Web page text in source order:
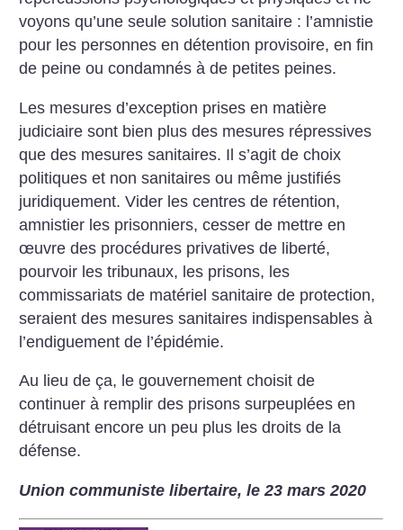
voyons qu’une seule solution sanitaire : l’amnistie
pour les personnes en détention provisoire, en fin
de peine ou condamnés à de petites peines.
Les mesures d’exception prises en matière
judiciaire sont bien plus des mesures répressives
que des mesures sanitaires. Il s’agit de choix
politiques et non sanitaires ou même justifiés
juridiquement. Vider les centres de rétention,
amnistier les prisonniers, cesser de mettre en
œuvre des procédures privatives de liberté,
pourvoir les tribunaux, les prisons, les
commissariats de matériel sanitaire de protection,
seraient des mesures sanitaires indispensables à
l’endiguement de l’épidémie.
Au lieu de ça, le gouvernement choisit de
continuer à remplir des prisons surpeuplées en
détruisant encore un peu plus les droits de la
défense.
Union communiste libertaire, le 23 mars 2020